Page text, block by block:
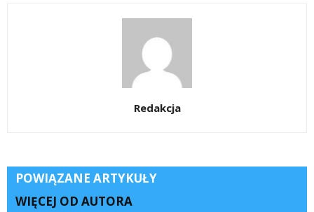
Redakcja
POWIĄZANE ARTYKUŁY
WIĘCEJ OD AUTORA